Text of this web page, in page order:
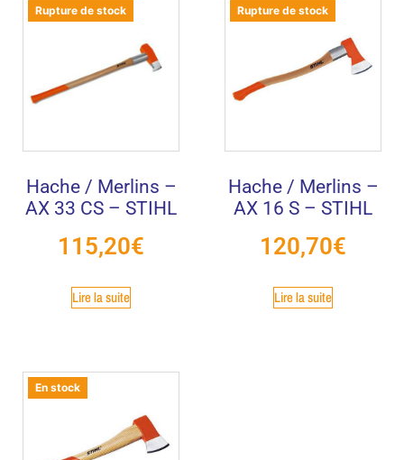
Rupture de stock
Hache / Merlins –
AX 33 CS – STIHL
115,20€
Lire la suite
Rupture de stock
Hache / Merlins –
AX 16 S – STIHL
120,70€
Lire la suite
En stock